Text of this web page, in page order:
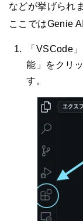
などが挙げられ
ここではGenie
「VSCode
能」をクリ
す。